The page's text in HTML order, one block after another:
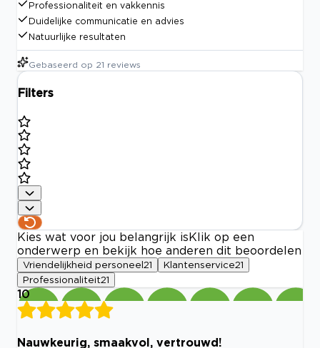
Professionaliteit en vakkennis
Duidelijke communicatie en advies
Natuurlijke resultaten
Gebaseerd op 21 reviews
Filters
Kies wat voor jou belangrijk is Klik op een
onderwerp en bekijk hoe anderen dit beoordelen
Vriendelijkheid personeel 21 Klantenservice21
Professionaliteit21
10
Nauwkeurig, smaakvol, vertrouwd!